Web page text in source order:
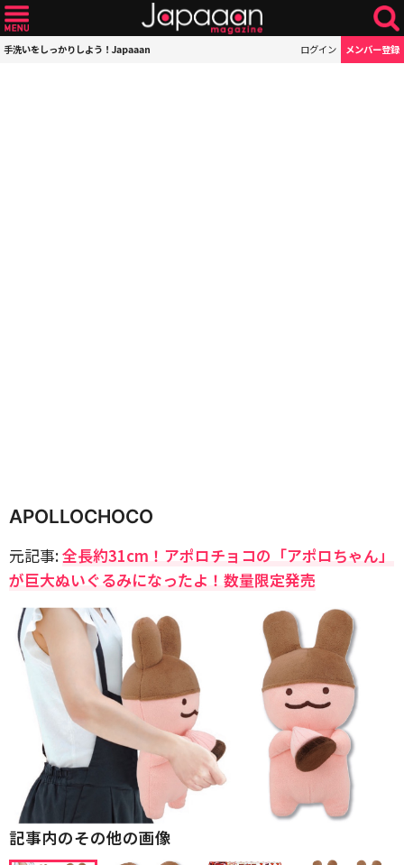
手洗いをしっかりしよう！Japaaan ログイン メンバー登録
APOLLOCHOCO
元記事:全長約31cm！アポロチョコの「アポロちゃん」
が巨大ぬいぐるみになったよ！数量限定発売
記事内のその他の画像